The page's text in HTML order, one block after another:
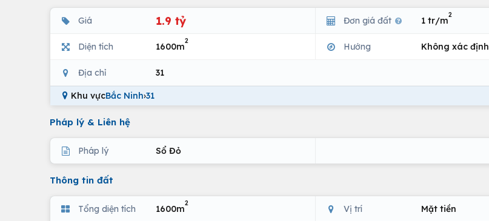
Giá 1.9 tỷ Đơn giá đất 1 tr/m
2
Diện tích 1600m
2
Hướng Không xác định
Địa chỉ 31
Khu vựcBắc Ninh›31
Pháp lý & Liên hệ
Pháp lý Sổ Đỏ
Thông tin đất
Tổng diện tích 1600m
2
Vị trí Mặt tiền